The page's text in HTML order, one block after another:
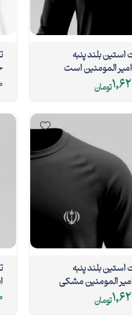
بلند پنبه
المومنین است
تومان
بلند پنبه
المومنین مشکی
تومان